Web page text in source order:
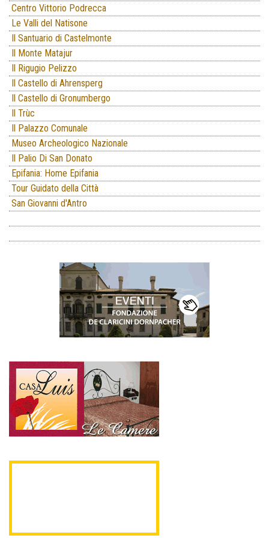
Centro Vittorio Podrecca
Le Valli del Natisone
Il Santuario di Castelmonte
Il Monte Matajur
Il Rigugio Pelizzo
Il Castello di Ahrensperg
Il Castello di Gronumbergo
Il Trùc
Il Palazzo Comunale
Museo Archeologico Nazionale
Il Palio Di San Donato
Epifania: Home Epifania
Tour Guidato della Città
San Giovanni d'Antro